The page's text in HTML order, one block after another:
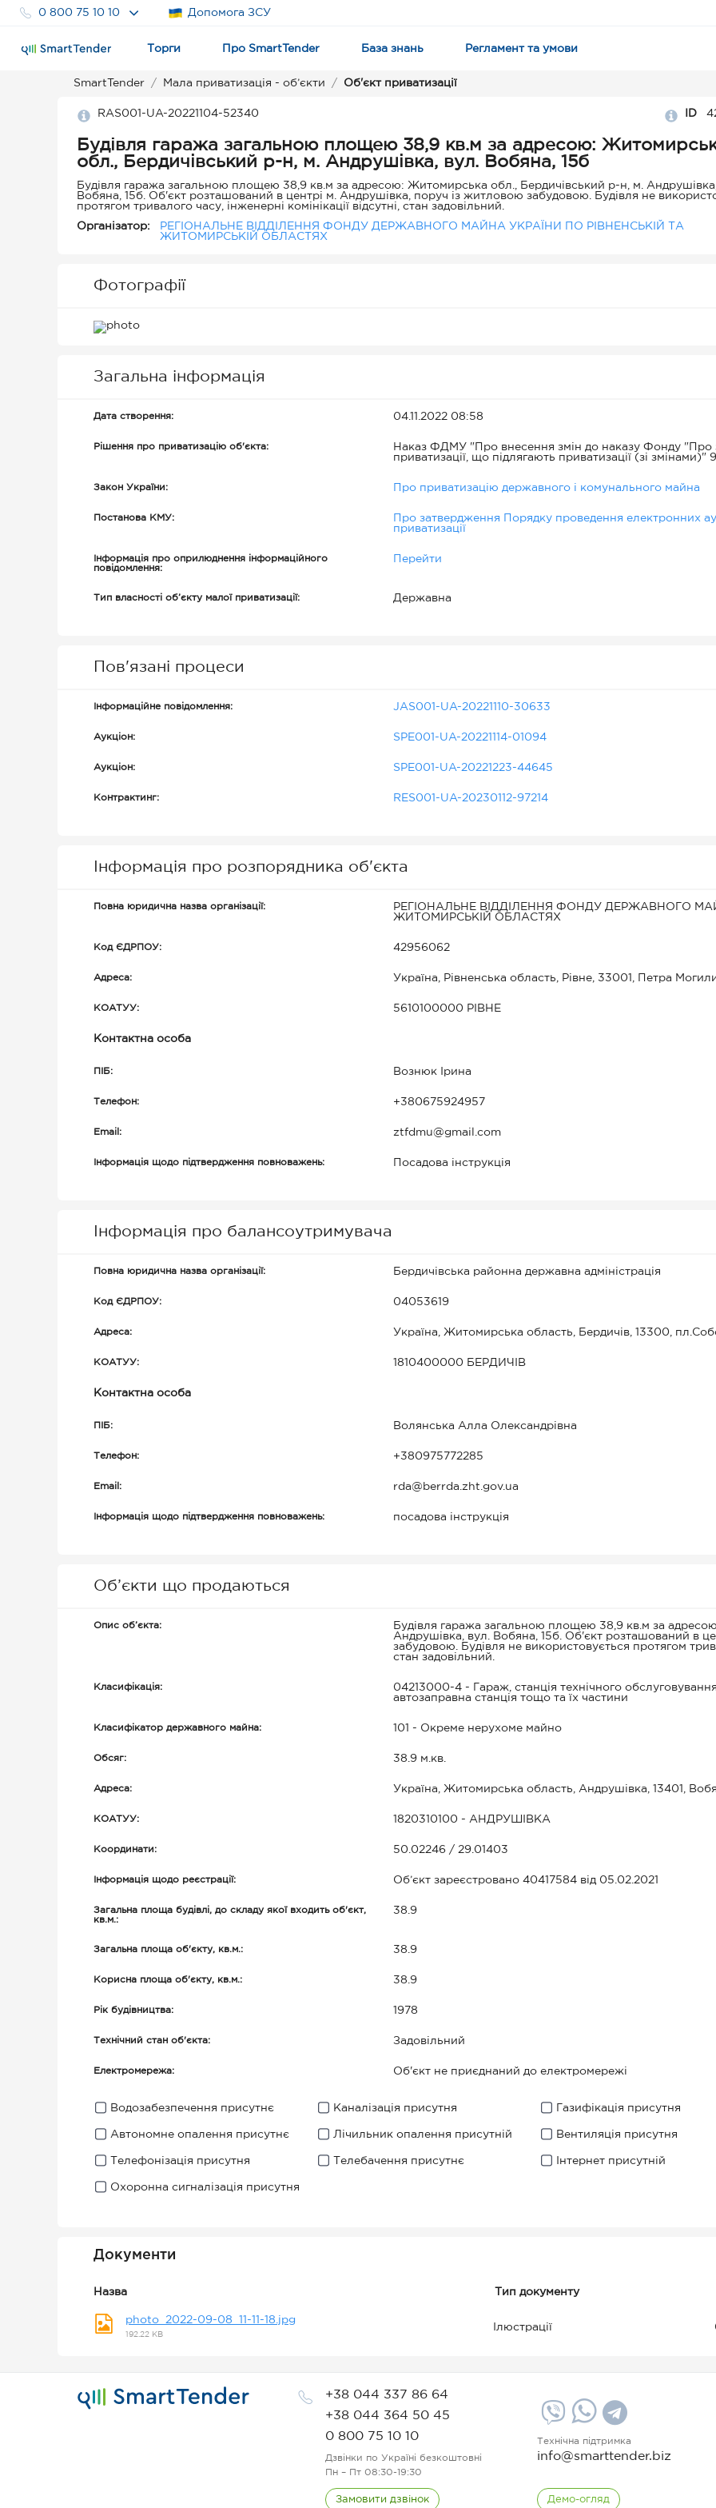
0 800 75 10 10 Допомога ЗСУ
Торги Про SmartTender База знань Регламент та умови
SmartTender Мала приватизація - об’єкти Об'єкт приватизації
RAS001-UA-20221104-52340 ID
Будівля гаража загальною площею 38,9 кв.м за адресою:
обл., Бердичівський р-н, м. Андрушівка, вул. Вобяна, 15б
Будівля гаража загальною площею 38,9 кв.м за адресою: Житомирська обл., Бердичівський р-н, м. Андрушівка,
Вобяна, 15б. Об'єкт розташований в центрі м. Андрушівка, поруч із житловою забудовою. Будівля не
протягом тривалого часу, інженерні комінікації відсутні, стан задовільний.
Організатор:
РЕГІОНАЛЬНЕ ВІДДІЛЕННЯ ФОНДУ ДЕРЖАВНОГО МАЙНА УКРАЇНИ ПО РІВНЕНСЬКІЙ ТА
ЖИТОМИРСЬКІЙ ОБЛАСТЯХ
Фотографії
Загальна інформація
Дата створення: 04.11.2022 08:58
Рішення про приватизацію об'єкта:
Наказ ФДМУ "Про внесення змін до наказу Фонду "Про
приватизації, що підлягають приватизації (зі змінами)"
Закон України: Про приватизацію державного і комунального майна
Постанова КМУ:
Про затвердження Порядку проведення електронних
приватизації
Інформація про оприлюднення інформаційного
повідомлення:
Перейти
Тип власності об’єкту малої приватизації: Державна
Пов'язані процеси
Інформаційне повідомлення: JAS001-UA-20221110-30633
Аукціон: SPE001-UA-20221114-01094
Аукціон: SPE001-UA-20221223-44645
Контрактинг: RES001-UA-20230112-97214
Інформація про розпорядника об'єкта
Повна юридична назва організації:
РЕГІОНАЛЬНЕ ВІДДІЛЕННЯ ФОНДУ ДЕРЖАВНОГО
ЖИТОМИРСЬКІЙ ОБЛАСТЯХ
Код ЄДРПОУ: 42956062
Адреса: Україна, Рівненська область, Рівне, 33001, Петра
КОАТУУ: 5610100000 РІВНЕ
Контактна особа
ПІБ: Вознюк Ірина
Телефон: +380675924957
Email: ztfdmu@gmail.com
Інформація щодо підтвердження повноважень: Посадова інструкція
Інформація про балансоутримувача
Повна юридична назва організації: Бердичівська районна державна адміністрація
Код ЄДРПОУ: 04053619
Адреса: Україна, Житомирська область, Бердичів, 13300,
КОАТУУ: 1810400000 БЕРДИЧІВ
Контактна особа
ПІБ: Волянська Алла Олександрівна
Телефон: +380975772285
Email: rda@berrda.zht.gov.ua
Інформація щодо підтвердження повноважень: посадова інструкція
Об’єкти що продаються
Опис об’єкта:
Будівля гаража загальною площею 38,9 кв.м за
Андрушівка, вул. Вобяна, 15б. Об'єкт розташований в
забудовою. Будівля не використовується протягом
стан задовільний.
Класифікація:
04213000-4 - Гараж, станція технічного
автозаправна станція тощо та їх частини
Класифікатор державного майна: 101 - Окреме нерухоме майно
Обсяг: 38.9 м.кв.
Адреса: Україна, Житомирська область, Андрушівка, 13401,
КОАТУУ: 1820310100 - АНДРУШІВКА
Координати: 50.02246 / 29.01403
Інформація щодо реєстрації: Об’єкт зареєстровано 40417584 від 05.02.2021
Загальна площа будівлі, до складу якої входить об'єкт,
кв.м.:
38.9
Загальна площа об'єкту, кв.м.: 38.9
Корисна площа об'єкту, кв.м.: 38.9
Рік будівництва: 1978
Технічний стан об'єкта: Задовільний
Електромережа: Об'єкт не приєднаний до електромережі
Водозабезпечення присутнє Каналізація присутня Газифікація присутня
Автономне опалення присутнє
Лічильник опалення присутній Вентиляція присутня
Телефонізація присутня Телебачення присутнє Інтернет присутній
Охоронна сигналізація присутня
Документи
Назва Тип документу
photo_2022-09-08_11-11-18.jpg
192.22 KB
Ілюстрації
+38 044 337 86 64
+38 044 364 50 45
0 800 75 10 10
Дзвінки по Україні безкоштовні
Пн – Пт 08:30-19:30
Замовити дзвінок
Технічна підтримка
info@smarttender.biz
Демо-огляд